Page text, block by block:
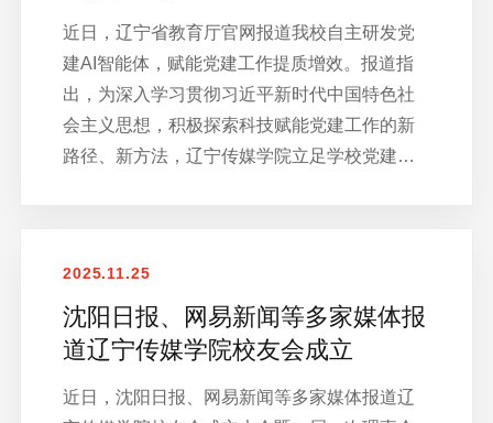
近日，辽宁省教育厅官网报道我校自主研发党
建AI智能体，赋能党建工作提质增效。报道指
出，为深入学习贯彻习近平新时代中国特色社
会主义思想，积极探索科技赋能党建工作的新
路径、新方法，辽宁传媒学院立足学校党建…
2025.11.25
沈阳日报、网易新闻等多家媒体报
道辽宁传媒学院校友会成立
近日，沈阳日报、网易新闻等多家媒体报道辽